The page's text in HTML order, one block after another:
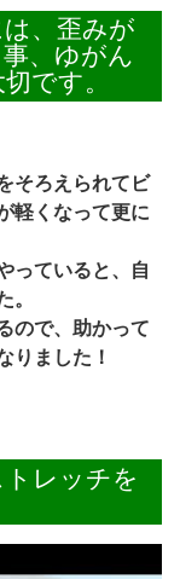
、歪みが
、ゆがん
です。
そろえられてビ
軽くなって更に
っていると、自
。
ので、助かって
りました！
レッチを